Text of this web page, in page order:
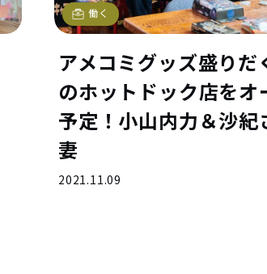
働く
アメコミグッズ盛りだ
のホットドック店をオ
予定！小山内力＆沙紀
妻
2021.11.09